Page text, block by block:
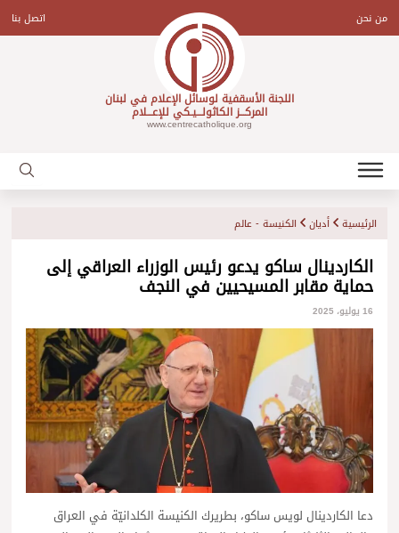
contentمن نحن اتصل بنا
اللجنة الأسقفية لوسائل الإعلام في لبنان
المركـــز الكاثولـــيـكي للإعـــلام
www.centrecatholique.org
الرئيسية أديان الكنيسة - عالم
الكاردينال ساكو يدعو رئيس الوزراء العراقي إلى
حماية مقابر المسيحيين في النجف
16 يوليو، 2025
دعا الكاردينال لويس ساكو، بطريرك الكنيسة الكلدانيّة في العراق